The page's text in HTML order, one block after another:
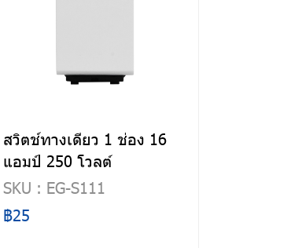
สวิตช์ทางเดียว 1 ช่อง 16
แอมป์ 250 โวลต์
SKU : EG-S111
฿25